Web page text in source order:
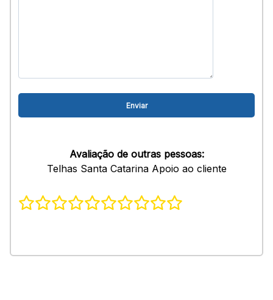
Avaliação de outras pessoas:
Telhas Santa Catarina Apoio ao cliente